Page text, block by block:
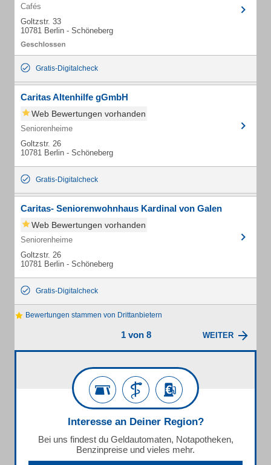
Cafés
Goltzstr. 33
10781 Berlin - Schöneberg
Gratis-Digitalcheck
Caritas Altenhilfe gGmbH
Web Bewertungen vorhanden
Seniorenheime
Goltzstr. 26
10781 Berlin - Schöneberg
Gratis-Digitalcheck
Caritas- Seniorenwohnhaus Kardinal von Galen
Web Bewertungen vorhanden
Seniorenheime
Goltzstr. 26
10781 Berlin - Schöneberg
Gratis-Digitalcheck
Bewertungen stammen von Drittanbietern
1 von 8 WEITER
Interesse an Deiner Region?
Bei uns findest du Geldautomaten, Notapotheken,
Benzinpreise und vieles mehr.